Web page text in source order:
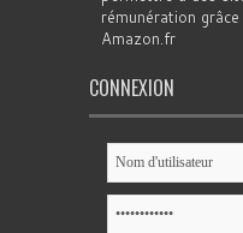
rémunération
Amazon.fr
CONNEXION